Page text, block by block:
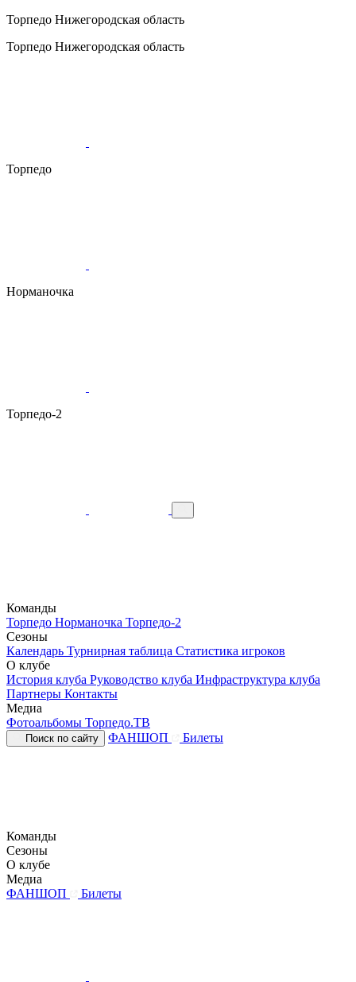
Торпедо Нижегородская область
Торпедо Нижегородская область
Торпедо
Норманочка
Торпедо-2
Команды
Торпедо Норманочка Торпедо-2
Сезоны
Календарь Турнирная таблица Статистика игроков
О клубе
История клуба Руководство клуба Инфраструктура клуба
Партнеры Контакты
Медиа
Фотоальбомы Торпедо.ТВ
Поиск по сайту ФАНШОП Билеты
Команды
Сезоны
О клубе
Медиа
ФАНШОП
Билеты